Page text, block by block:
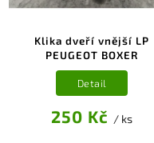
Klika dveří vnější LP
PEUGEOT BOXER
250 Kč / ks
Detail